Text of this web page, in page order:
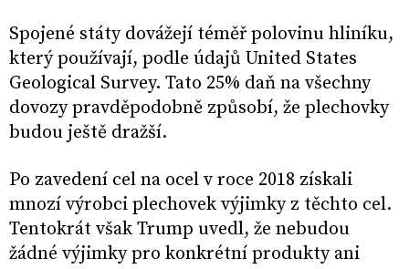
Spojené státy dovážejí téměř polovinu hliníku,
který používají, podle údajů United States
Geological Survey. Tato 25% daň na všechny
dovozy pravděpodobně způsobí, že plechovky
budou ještě dražší.
Po zavedení cel na ocel v roce 2018 získali
mnozí výrobci plechovek výjimky z těchto cel.
Tentokrát však Trump uvedl, že nebudou
žádné výjimky pro konkrétní produkty ani